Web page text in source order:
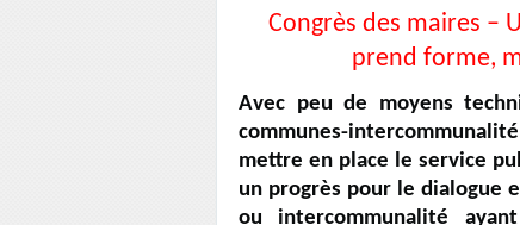
Congrès des maires –
prend forme,
Avec peu de moyens
communes-
mettre en place le service
un progrès pour le dialogue
ou intercommunalité